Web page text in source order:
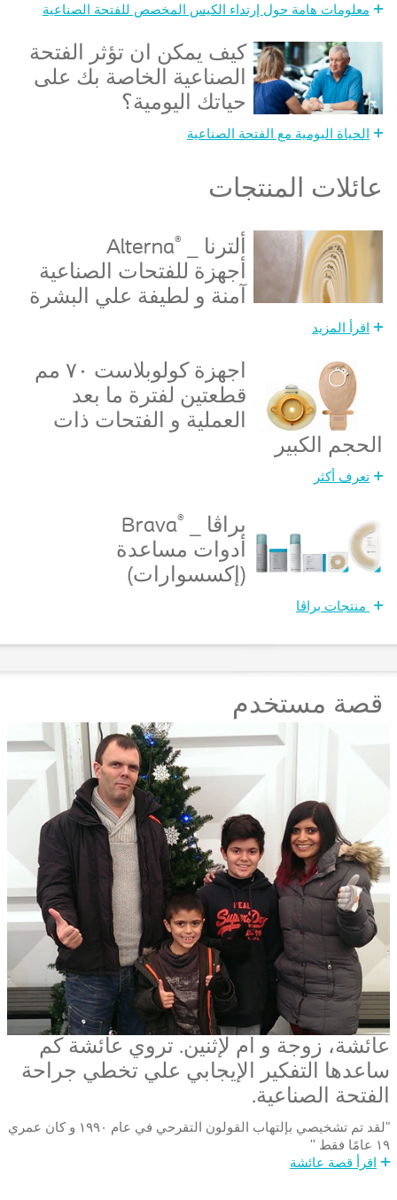
معلومات هامة حول إرتداء الكيس المخصص للفتحة الصناعية
كيف يمكن أن تؤثر الفتحة
الصناعية الخاصة بك على
حياتك اليومية؟
الحياة اليومية مع الفتحة الصناعية
عائلات المنتجات
ألترنا _ ®
Alterna
أجهزة للفتحات الصناعية
آمنة و لطيفة علي البشرة
اقرأ المزيد
أجهزة كولوبلاست ٧٠ مم
قطعتين لفترة ما بعد
العملية و الفتحات ذات
الحجم الكبير
تعرف أكثر
براڤا _ ®
Brava
أدوات مساعدة
(إكسسوارات)
منتجات براڤا
قصة مستخدم
عائشة، زوجة و أم لإثنين. تروي عائشة كم
ساعدها التفكير الإيجابي علي تخطي جراحة
الفتحة الصناعية.
"لقد تم تشخيصي بإلتهاب القولون التقرحي في عام ١٩٩٠ و كان عمري
١٩ عامًا فقط ''
اقرأ قصة عائشة